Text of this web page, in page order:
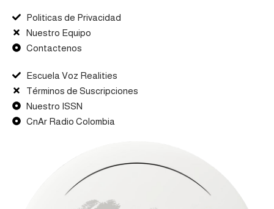
Politicas de Privacidad
Nuestro Equipo
Contactenos
Escuela Voz Realities
Términos de Suscripciones
Nuestro ISSN
CnAr Radio Colombia